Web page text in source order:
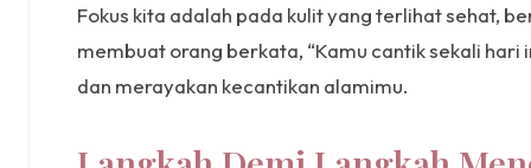
Fokus kita adalah pada kulit yang terlihat sehat,
membuat orang berkata, “Kamu cantik sekali
dan merayakan kecantikan alamimu.